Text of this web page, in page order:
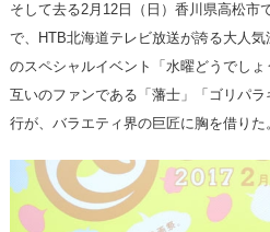
そして去る2月12日（日）香川県高松市
で、HTB北海道テレビ放送が誇る大人
のスペシャルイベント「水曜どうでしょ
互いのファンである「藩士」「ゴリパ
行が、バラエティ界の巨匠に胸を借りた